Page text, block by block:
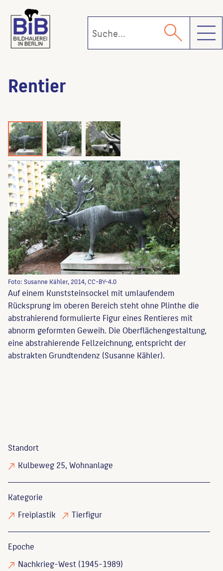
Rentier
Foto: Susanne Kähler, 2014, CC-BY-4.0
Auf einem Kunststeinsockel mit umlaufendem
Rücksprung im oberen Bereich steht ohne Plinthe die
abstrahierend formulierte Figur eines Rentieres mit
abnorm geformten Geweih. Die Oberflächengestaltung,
eine abstrahierende Fellzeichnung, entspricht der
abstrakten Grundtendenz (Susanne Kähler).
Standort
Kulbeweg 25, Wohnanlage
Kategorie
Freiplastik
Tierfigur
Epoche
Nachkrieg-West (1945-1989)